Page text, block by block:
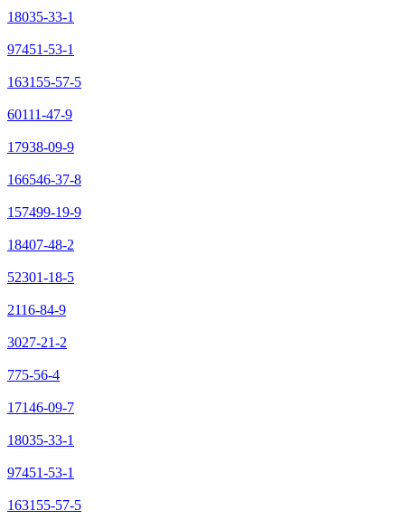
18035-33-1
97451-53-1
163155-57-5
60111-47-9
17938-09-9
166546-37-8
157499-19-9
18407-48-2
52301-18-5
2116-84-9
3027-21-2
775-56-4
17146-09-7
18035-33-1
97451-53-1
163155-57-5